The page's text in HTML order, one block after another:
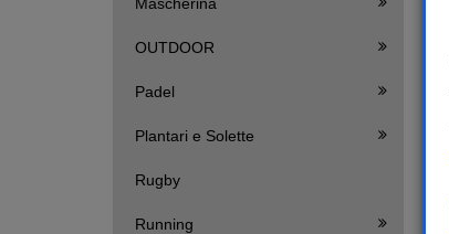
OUTDOOR
Padel
Plantari e Solette
Rugby
Running